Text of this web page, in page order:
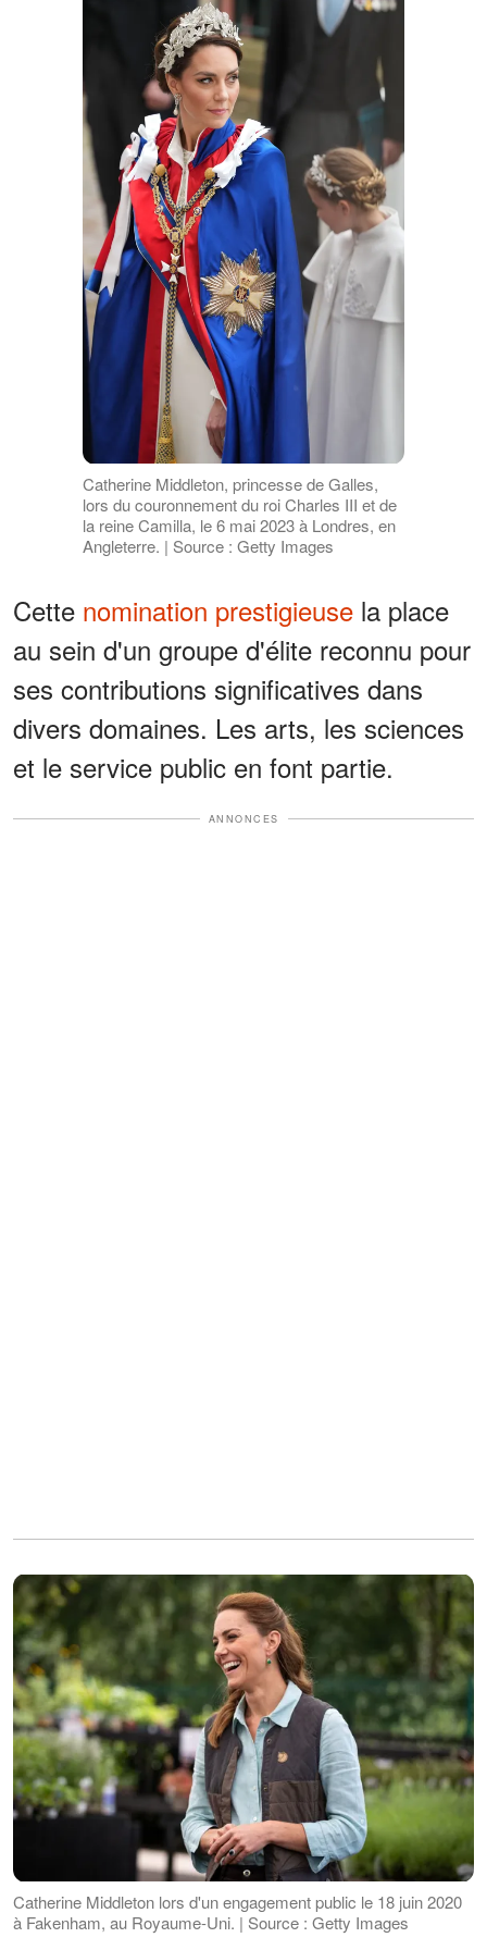
Catherine Middleton, princesse de Galles,
lors du couronnement du roi Charles III et de
la reine Camilla, le 6 mai 2023 à Londres, en
Angleterre. | Source : Getty Images
Cette nomination prestigieuse la place
au sein d'un groupe d'élite reconnu pour
ses contributions significatives dans
divers domaines. Les arts, les sciences
et le service public en font partie.
ANNONCES
Catherine Middleton lors d'un engagement public le 18 juin 2020
à Fakenham, au Royaume-Uni. | Source : Getty Images